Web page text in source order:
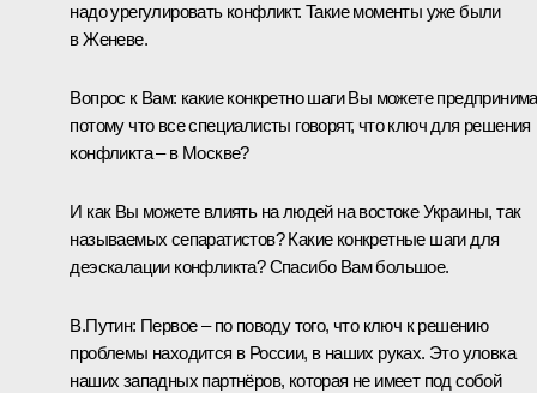
надо урегулировать конфликт. Такие моменты уже были
в Женеве.
Вопрос к Вам: какие конкретно шаги Вы можете
потому что все специалисты говорят, что ключ для решения
конфликта – в Москве?
И как Вы можете влиять на людей на востоке Украины, так
называемых сепаратистов? Какие конкретные шаги для
деэскалации конфликта? Спасибо Вам большое.
В.Путин: Первое – по поводу того, что ключ к решению
проблемы находится в России, в наших руках. Это уловка
наших западных партнёров, которая не имеет под собой